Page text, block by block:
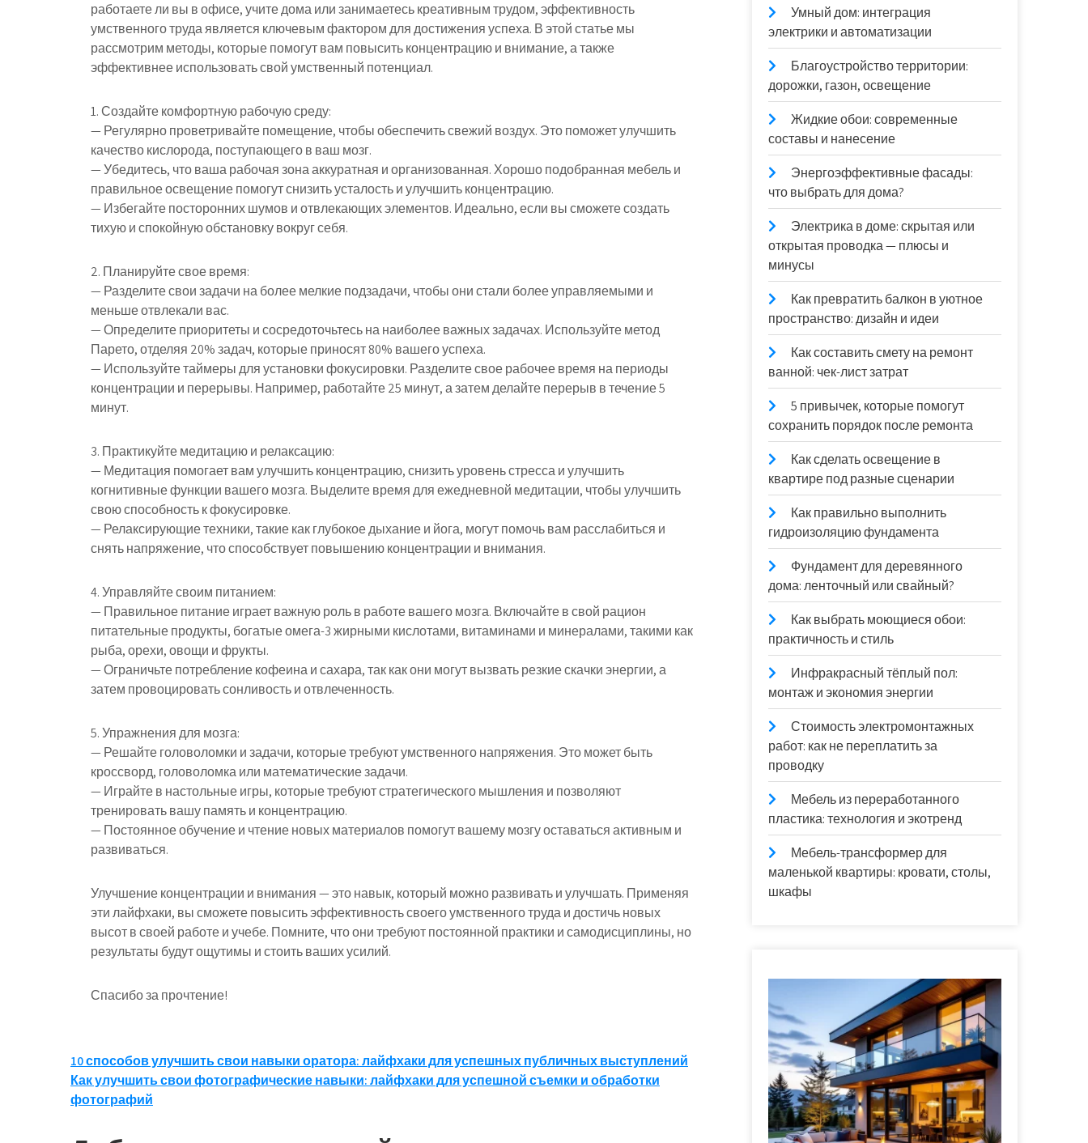
работаете ли вы в офисе, учите дома или занимаетесь креативным трудом, эффективность
умственного труда является ключевым фактором для достижения успеха. В этой статье мы
рассмотрим методы, которые помогут вам повысить концентрацию и внимание, а также
эффективнее использовать свой умственный потенциал.
1. Создайте комфортную рабочую среду:
— Регулярно проветривайте помещение, чтобы обеспечить свежий воздух. Это поможет улучшить
качество кислорода, поступающего в ваш мозг.
— Убедитесь, что ваша рабочая зона аккуратная и организованная. Хорошо подобранная мебель и
правильное освещение помогут снизить усталость и улучшить концентрацию.
— Избегайте посторонних шумов и отвлекающих элементов. Идеально, если вы сможете создать
тихую и спокойную обстановку вокруг себя.
2. Планируйте свое время:
— Разделите свои задачи на более мелкие подзадачи, чтобы они стали более управляемыми и
меньше отвлекали вас.
— Определите приоритеты и сосредоточьтесь на наиболее важных задачах. Используйте метод
Парето, отделяя 20% задач, которые приносят 80% вашего успеха.
— Используйте таймеры для установки фокусировки. Разделите свое рабочее время на периоды
концентрации и перерывы. Например, работайте 25 минут, а затем делайте перерыв в течение 5
минут.
3. Практикуйте медитацию и релаксацию:
— Медитация помогает вам улучшить концентрацию, снизить уровень стресса и улучшить
когнитивные функции вашего мозга. Выделите время для ежедневной медитации, чтобы улучшить
свою способность к фокусировке.
— Релаксирующие техники, такие как глубокое дыхание и йога, могут помочь вам расслабиться и
снять напряжение, что способствует повышению концентрации и внимания.
4. Управляйте своим питанием:
— Правильное питание играет важную роль в работе вашего мозга. Включайте в свой рацион
питательные продукты, богатые омега-3 жирными кислотами, витаминами и минералами, такими как
рыба, орехи, овощи и фрукты.
— Ограничьте потребление кофеина и сахара, так как они могут вызвать резкие скачки энергии, а
затем провоцировать сонливость и отвлеченность.
5. Упражнения для мозга:
— Решайте головоломки и задачи, которые требуют умственного напряжения. Это может быть
кроссворд, головоломка или математические задачи.
— Играйте в настольные игры, которые требуют стратегического мышления и позволяют
тренировать вашу память и концентрацию.
— Постоянное обучение и чтение новых материалов помогут вашему мозгу оставаться активным и
развиваться.
Улучшение концентрации и внимания — это навык, который можно развивать и улучшать. Применяя
эти лайфхаки, вы сможете повысить эффективность своего умственного труда и достичь новых
высот в своей работе и учебе. Помните, что они требуют постоянной практики и самодисциплины, но
результаты будут ощутимы и стоить ваших усилий.
Спасибо за прочтение!
Навигация
по
10 способов улучшить свои навыки оратора: лайфхаки для успешных публичных выступлений
Как улучшить свои фотографические навыки: лайфхаки для успешной съемки и обработки
фотографий
Умный дом: интеграция
электрики и автоматизации
Благоустройство территории:
дорожки, газон, освещение
Жидкие обои: современные
составы и нанесение
Энергоэффективные фасады:
что выбрать для дома?
Электрика в доме: скрытая или
открытая проводка — плюсы и
минусы
Как превратить балкон в уютное
пространство: дизайн и идеи
Как составить смету на ремонт
ванной: чек-лист затрат
5 привычек, которые помогут
сохранить порядок после ремонта
Как сделать освещение в
квартире под разные сценарии
Как правильно выполнить
гидроизоляцию фундамента
Фундамент для деревянного
дома: ленточный или свайный?
Как выбрать моющиеся обои:
практичность и стиль
Инфракрасный тёплый пол:
монтаж и экономия энергии
Стоимость электромонтажных
работ: как не переплатить за
проводку
Мебель из переработанного
пластика: технология и экотренд
Мебель-трансформер для
маленькой квартиры: кровати, столы,
шкафы